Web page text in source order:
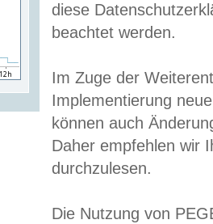
diese
beachtet werden.
Im Zuge der
Implementierung
können auch
Daher empfehlen wir
durchzulesen.
Die Nutzung von